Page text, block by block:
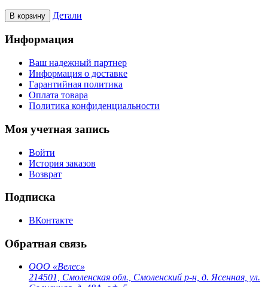
В корзину Детали
Информация
Ваш надежный партнер
Информация о доставке
Гарантийная политика
Оплата товара
Политика конфиденциальности
Моя учетная запись
Войти
История заказов
Возврат
Подписка
ВКонтакте
Обратная связь
ООО «Велес»
214501, Смоленская обл., Смоленский р-н, д. Ясенная, ул.